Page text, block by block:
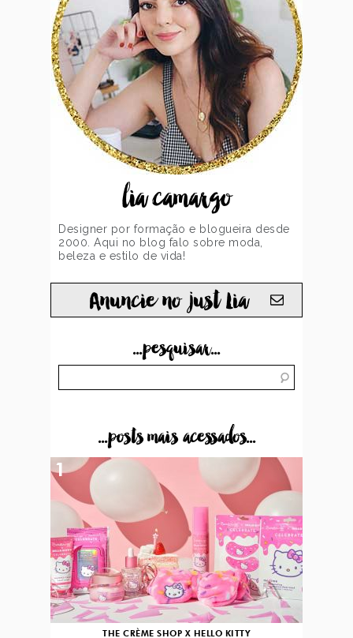
lia camargo
Designer por formação e blogueira desde
2000. Aqui no blog falo sobre moda,
beleza e estilo de vida!
Anuncie no just Lia
...pesquisar...
...posts mais acessados...
THE CRÈME SHOP X HELLO KITTY
1